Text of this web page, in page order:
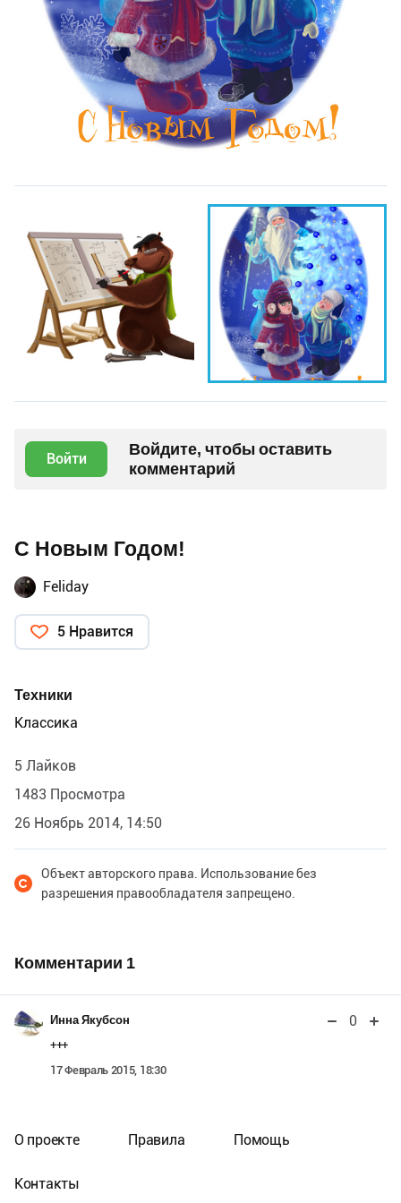
Войти
Войдите, чтобы оставить
комментарий
С Новым Годом!
Feliday
5 Нравится
Техники
Классика
5 Лайков
1483 Просмотра
26 Ноябрь 2014, 14:50
Объект авторского права. Использование без
разрешения правообладателя запрещено.
Комментарии 1
Инна Якубсон 0
+++
17 Февраль 2015, 18:30
О проекте Правила Помощь
Контакты